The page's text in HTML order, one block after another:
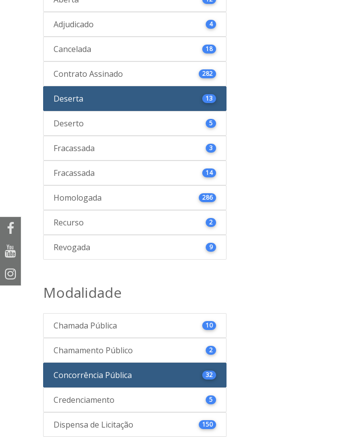
Adjudicado 4
Cancelada 18
Contrato Assinado 282
Deserta 13
Deserto 5
Fracassada 3
Fracassada 14
Homologada 286
Recurso 2
Revogada 9
Modalidade
Chamada Pública 10
Chamamento Público 2
Concorrência Pública 32
Credenciamento 5
Dispensa de Licitação 150